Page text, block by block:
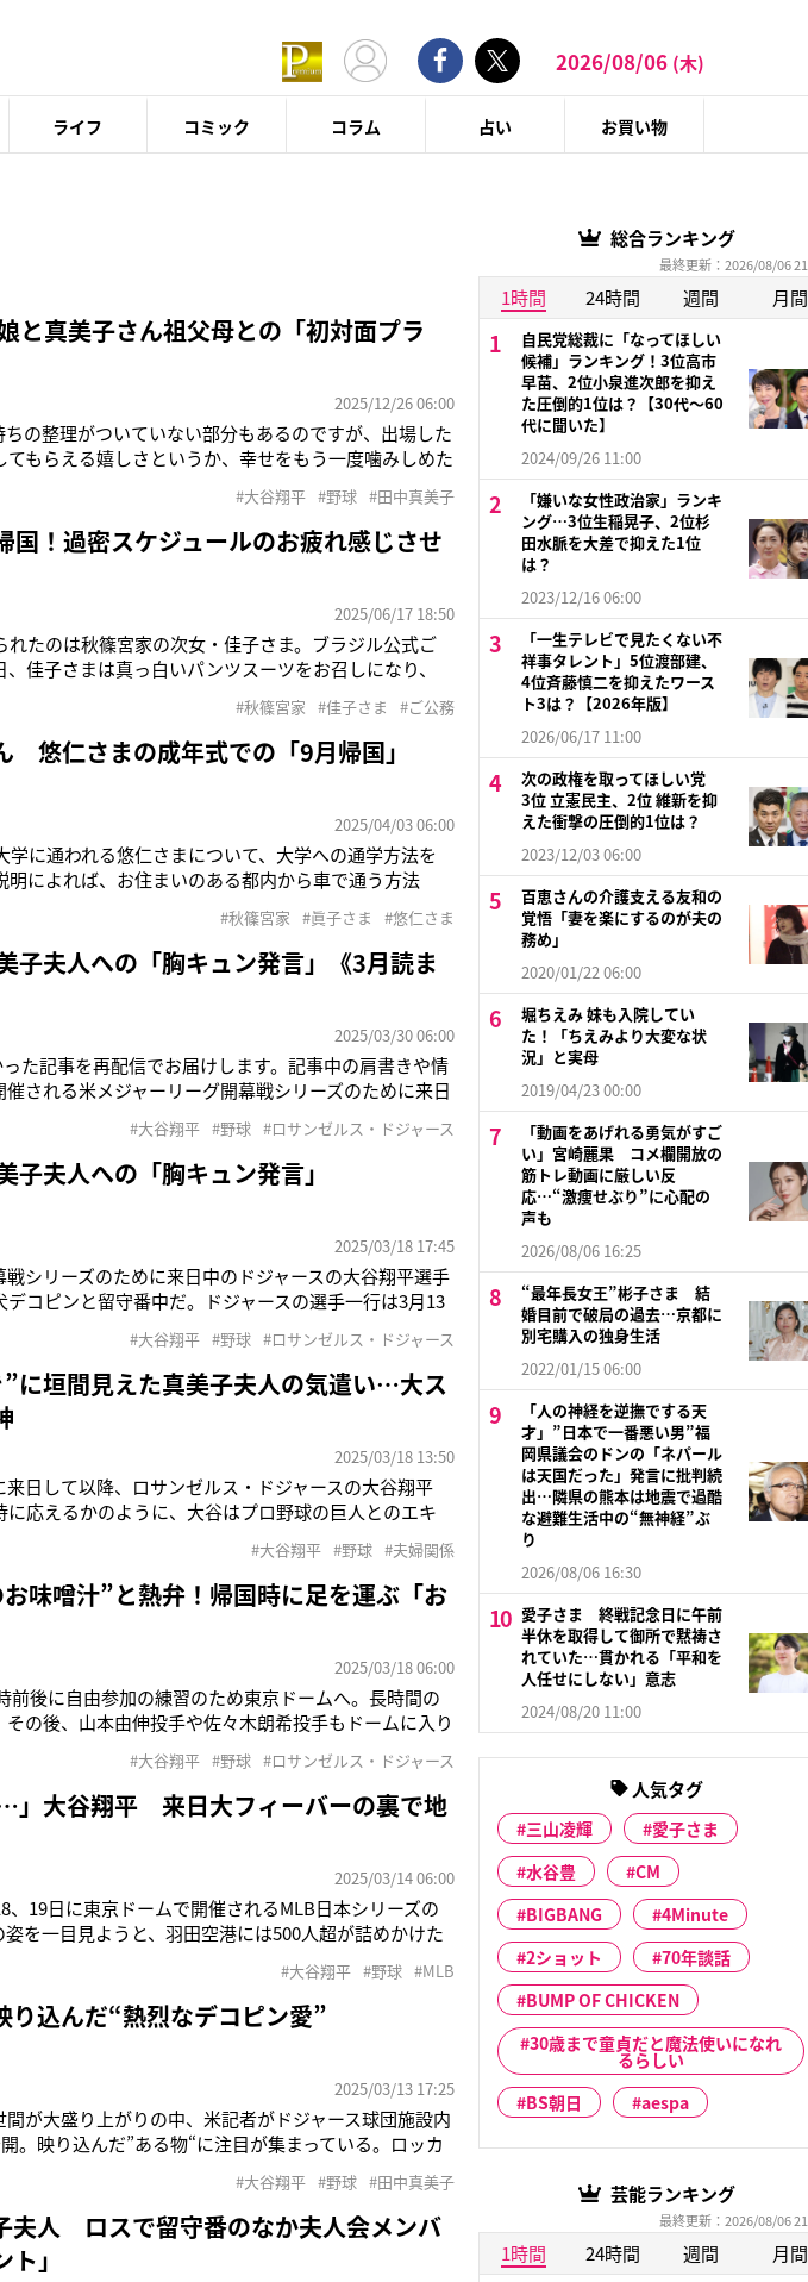
2026/08/06 (木)
ライフ コミック コラム 占い お買い物
真美子さん祖父母との「初対面プラ
2025/12/26 06:00
の整理がついていない部分もあるのですが、出場した
もらえる嬉しさというか、幸せをもう一度噛みしめた
お～いお茶」の伊藤園を通じてコメントを発表した。
#大谷翔平 #野球 #田中真美子
！過密スケジュールのお疲れ感じさせ
2025/06/17 18:50
たのは秋篠宮家の次女・佳子さま。ブラジル公式ご
佳子さまは真っ白いパンツスーツをお召しになり、
なったブラジルご訪問。サンパウロをはじめとする8都
#秋篠宮家 #佳子さま #ご公務
悠仁さまの成年式での「9月帰国」
2025/04/03 06:00
に通われる悠仁さまについて、大学への通学方法を
によれば、お住まいのある都内から車で通う方法
19歳のお誕生日にあたる9月6日には成年式が控えて
#秋篠宮家 #眞子さま #悠仁さま
子夫人への「胸キュン発言」《3月読ま
2025/03/30 06:00
た記事を再配信でお届けします。記事中の肩書きや情
される米メジャーリーグ開幕戦シリーズのために来日
着し、16日には大谷と山本由伸投手（26）、佐々木朗
#大谷翔平 #野球 #ロサンゼルス・ドジャース
夫人への「胸キュン発言」
2025/03/18 17:45
シリーズのために来日中のドジャースの大谷翔平選手
デコピンと留守番中だ。ドジャースの選手一行は3月13
やま幸」、高級すし店「鮨さいとう」、“日本一予約が
#大谷翔平 #野球 #ロサンゼルス・ドジャース
に垣間見えた真美子夫人の気遣い…大ス
2025/03/18 13:50
日して以降、ロサンゼルス・ドジャースの大谷翔平
に応えるかのように、大谷はプロ野球の巨人とのエキ
ュー】知られざる“ゲーム事情”…移籍当初はコミュニケ
#大谷翔平 #野球 #夫婦関係
味噌汁”と熱弁！帰国時に足を運ぶ「お
2025/03/18 06:00
前後に自由参加の練習のため東京ドームへ。長時間の
の後、山本由伸投手や佐々木朗希投手もドームに入り
との東京ドーム開幕戦に合わせ待望の帰国。妊娠中
#大谷翔平 #野球 #ロサンゼルス・ドジャース
」大谷翔平 来日大フィーバーの裏で地
2025/03/14 06:00
19日に東京ドームで開催されるMLB日本シリーズの
を一目見ようと、羽田空港には500人超が詰めかけた
新CMがオンエアされた。また3月14日に株式会社コー
#大谷翔平 #野球 #MLB
込んだ“熱烈なデコピン愛”
2025/03/13 17:25
が大盛り上がりの中、米記者がドジャース球団施設内
。映り込んだ”ある物“に注目が集まっている。ロッカ
うだ。佐々木のロッカーには黄色いグローブが、山本
#大谷翔平 #野球 #田中真美子
夫人 ロスで留守番のなか夫人会メンバ
」
総合ランキング
最終更新：2026/08/06
1時間 24時間 週間 月間
自民党総裁に「なってほしい
候補」ランキング！3位高市
早苗、2位小泉進次郎を抑え
た圧倒的1位は？【30代〜60
代に聞いた】
2024/09/26 11:00
「嫌いな女性政治家」ランキ
ング…3位生稲晃子、2位杉
田水脈を大差で抑えた1位
は？
2023/12/16 06:00
「一生テレビで見たくない不
祥事タレント」5位渡部建、
4位斉藤慎二を抑えたワース
ト3は？【2026年版】
2026/06/17 11:00
次の政権を取ってほしい党
3位 立憲民主、2位 維新を抑
えた衝撃の圧倒的1位は？
2023/12/03 06:00
百恵さんの介護支える友和の
覚悟「妻を楽にするのが夫の
務め」
2020/01/22 06:00
堀ちえみ 妹も入院してい
た！「ちえみより大変な状
況」と実母
2019/04/23 00:00
「動画をあげれる勇気がすご
い」宮崎麗果 コメ欄開放の
筋トレ動画に厳しい反
応…“激痩せぶり”に心配の
声も
2026/08/06 16:25
“最年長女王”彬子さま 結
婚目前で破局の過去…京都に
別宅購入の独身生活
2022/01/15 06:00
「人の神経を逆撫でする天
才」”日本で一番悪い男”福
岡県議会のドンの「ネパール
は天国だった」発言に批判続
出…隣県の熊本は地震で過酷
な避難生活中の“無神経”ぶ
り
2026/08/06 16:30
愛子さま 終戦記念日に午前
半休を取得して御所で黙祷さ
れていた…貫かれる「平和を
人任せにしない」意志
2024/08/20 11:00
人気タグ
三山凌輝
愛子さま
水谷豊
CM
BIGBANG
4Minute
2ショット
70年談話
BUMP OF CHICKEN
30歳まで童貞だと魔法使いになれ
るらしい
BS朝日
aespa
芸能ランキング
最終更新：2026/08/06
1時間 24時間 週間 月間